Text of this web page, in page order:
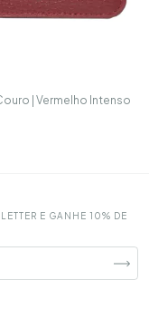
| Vermelho Intenso
E GANHE 10% DE